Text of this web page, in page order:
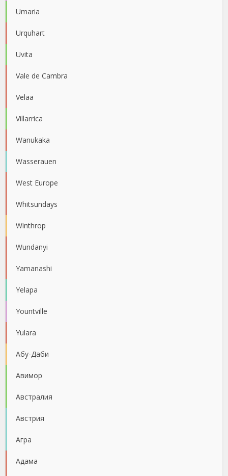
Umaria
Urquhart
Uvita
Vale de Cambra
Velaa
Villarrica
Wanukaka
Wasserauen
West Europe
Whitsundays
Winthrop
Wundanyi
Yamanashi
Yelapa
Yountville
Yulara
Абу-Даби
Авимор
Австралия
Австрия
Агра
Адама